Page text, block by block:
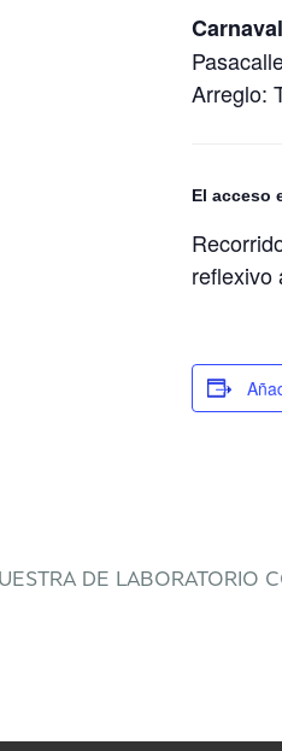
Arreglo:
El acceso
reflexivo
DE LABORATORIO